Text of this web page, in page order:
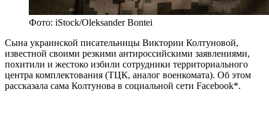
Фото: iStock/Oleksander Bontei
Сына украинской писательницы Виктории Колтуновой,
известной своими резкими антироссийскими заявлениями,
похитили и жестоко избили сотрудники территориального
центра комплектования (ТЦК, аналог военкомата). Об этом
рассказала сама Колтунова в социальной сети Facebook*.